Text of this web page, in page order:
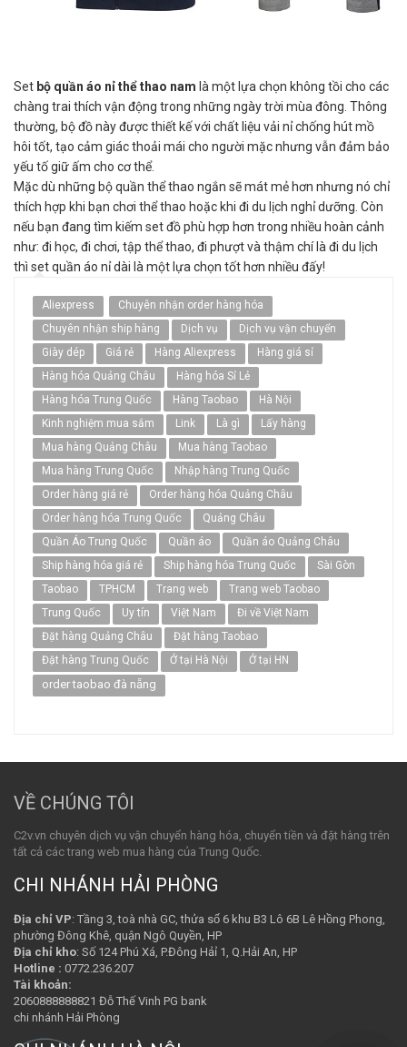
Set bộ quần áo nỉ thể thao nam là một lựa chọn không tồi cho các
chàng trai thích vận động trong những ngày trời mùa đông. Thông
thường, bộ đồ này được thiết kế với chất liệu vải nỉ chống hút mồ
hôi tốt, tạo cảm giác thoải mái cho người mặc nhưng vẫn đảm bảo
yếu tố giữ ấm cho cơ thể.
Mặc dù những bộ quần thể thao ngắn sẽ mát mẻ hơn nhưng nó chỉ
thích hợp khi bạn chơi thể thao hoặc khi đi du lịch nghỉ dưỡng. Còn
nếu bạn đang tìm kiếm set đồ phù hợp hơn trong nhiều hoàn cảnh
như: đi học, đi chơi, tập thể thao, đi phượt và thậm chí là đi du lịch
thì set quần áo nỉ dài là một lựa chọn tốt hơn nhiều đấy!
Aliexpress
Chuyên nhận order hàng hóa
Chuyên nhận ship hàng
Dịch vụ
Dịch vụ vận chuyển
Giày dép
Giá rẻ Hàng Aliexpress
Hàng giá sỉ
Hàng hóa Quảng Châu
Hàng hóa Sỉ Lẻ
Hàng hóa Trung Quốc
Hàng Taobao
Hà Nội
Kinh nghiệm mua sắm
Link Là gì
Lấy hàng
Mua hàng Quảng Châu
Mua hàng Taobao
Mua hàng Trung Quốc
Nhập hàng Trung Quốc
Order hàng giá rẻ
Order hàng hóa Quảng Châu
Order hàng hóa Trung Quốc
Quảng Châu
Quần Áo Trung Quốc
Quần áo
Quần áo Quảng Châu
Ship hàng hóa giá rẻ
Ship hàng hóa Trung Quốc
Sài Gòn
Taobao
TPHCM Trang web
Trang web Taobao
Trung Quốc
Uy tín Việt Nam
Đi về Việt Nam
Đặt hàng Quảng Châu
Đặt hàng Taobao
Đặt hàng Trung Quốc
Ở tại Hà Nội Ở tại HN
order taobao đà nẵng
VỀ CHÚNG TÔI
C2v.vn chuyên dịch vụ vận chuyển hàng hóa, chuyển tiền và đặt hàng trên
tất cả các trang web mua hàng của Trung Quốc.
CHI NHÁNH HẢI PHÒNG
Địa chỉ VP: Tầng 3, toà nhà GC, thửa số 6 khu B3 Lô 6B Lê Hồng Phong,
phường Đông Khê, quận Ngô Quyền, HP
Địa chỉ kho: Số 124 Phú Xá, P.Đông Hảỉ 1, Q.Hải An, HP
Hotline : 0772.236.207
Tài khoản:
2060888888821 Đỗ Thế Vinh PG bank
chi nhánh Hải Phòng